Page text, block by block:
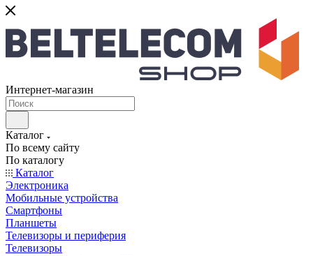
Интернет-магазин
Каталог
По всему сайту
По каталогу
Каталог
Электроника
Мобильные устройства
Смартфоны
Планшеты
Телевизоры и периферия
Телевизоры